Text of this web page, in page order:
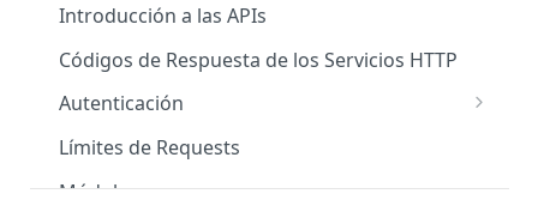
Introducción a las APIs
Códigos de Respuesta de los Servicios HTTP
Autenticación
OAuth 2.0
Límites de Requests
Módulos